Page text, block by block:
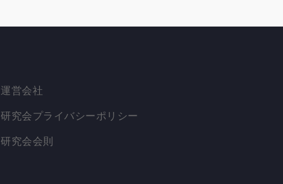
運営会社
研究会プライバシーポリシー
研究会会則